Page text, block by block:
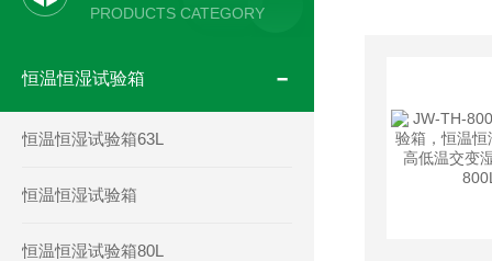
PRODUCTS CATEGORY
恒温恒湿试验箱
恒温恒湿试验箱63L
恒温恒湿试验箱
恒温恒湿试验箱80L